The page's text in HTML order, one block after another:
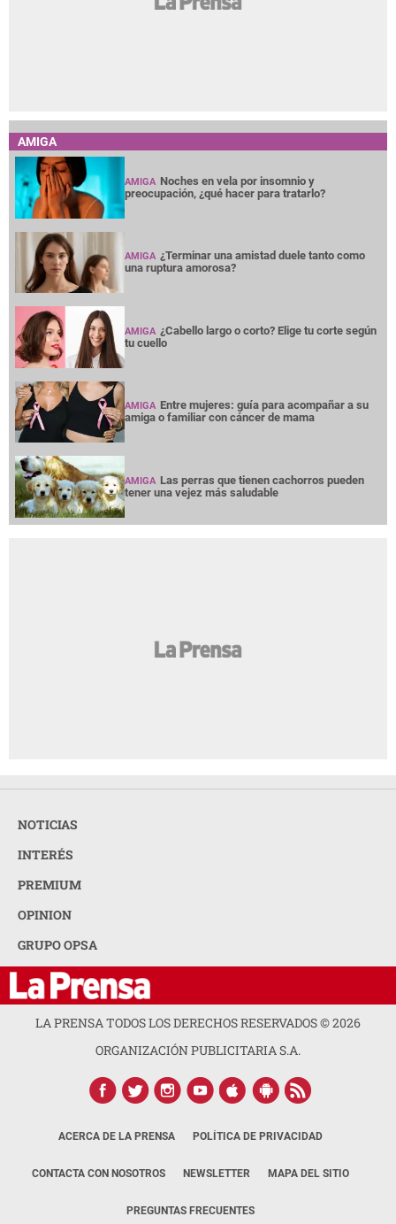
AMIGA
AMIGA Noches en vela por insomnio y
preocupación, ¿qué hacer para tratarlo?
AMIGA ¿Terminar una amistad duele tanto como
una ruptura amorosa?
AMIGA ¿Cabello largo o corto? Elige tu corte según
tu cuello
AMIGA Entre mujeres: guía para acompañar a su
amiga o familiar con cáncer de mama
AMIGA Las perras que tienen cachorros pueden
tener una vejez más saludable
NOTICIAS
INTERÉS
PREMIUM
OPINION
GRUPO OPSA
LA PRENSA TODOS LOS DERECHOS RESERVADOS ©2026
ORGANIZACIÓN PUBLICITARIA S.A.
ACERCA DE LA PRENSA POLÍTICA DE PRIVACIDAD
CONTACTA CON NOSOTROS NEWSLETTER MAPA DEL SITIO
PREGUNTAS FRECUENTES